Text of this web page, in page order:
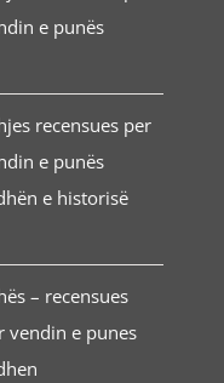
e punës
recensues per
e punës
e historisë
– recensues
vendin e punes